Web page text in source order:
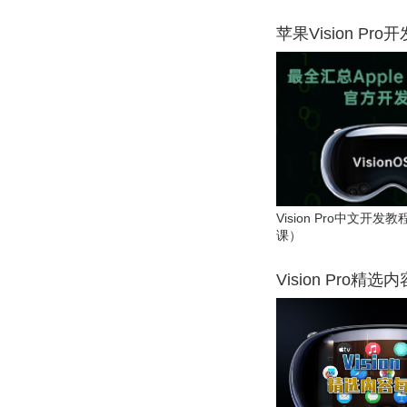
苹果Vision Pro开
Vision Pro中文开发教
课）
Vision Pro精选内